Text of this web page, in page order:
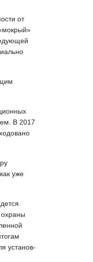
от
В 2017
уже
охраны
установ­